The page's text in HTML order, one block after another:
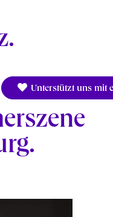
Unterstützt uns mit